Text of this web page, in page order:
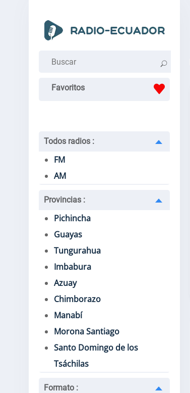
Favoritos
Todos radios :
FM
AM
Provincias :
Pichincha
Guayas
Tungurahua
Imbabura
Azuay
Chimborazo
Manabí
Morona Santiago
Santo Domingo de los
Tsáchilas
Formato :